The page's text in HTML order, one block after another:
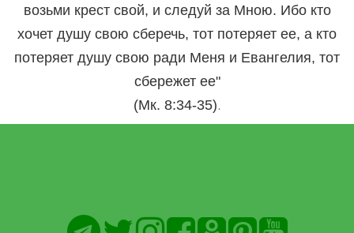
возьми крест свой, и следуй за Мною. Ибо кто
хочет душу свою сберечь, тот потеряет ее, а кто
потеряет душу свою ради Меня и Евангелия, тот
сбережет ее"
(Мк. 8:34-35).